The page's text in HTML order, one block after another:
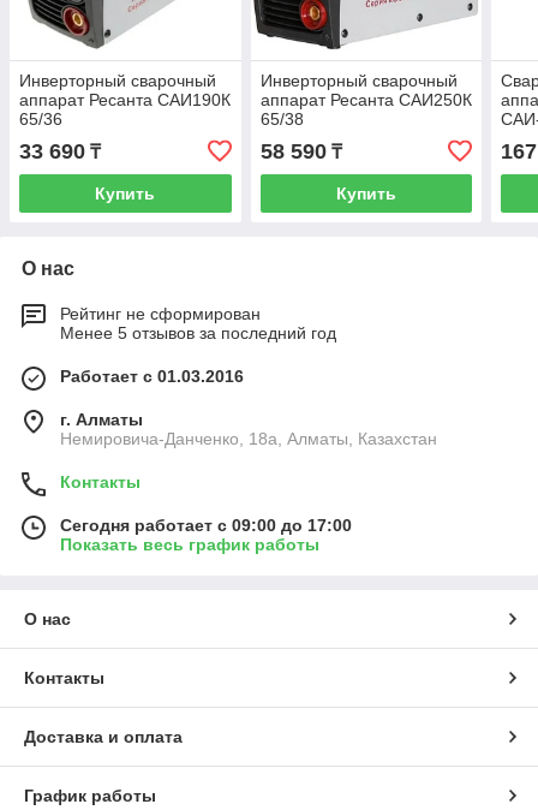
Инверторный сварочный
аппарат Ресанта САИ190К
65/36
33 690 ₸
Купить
Инверторный сварочный
аппарат Ресанта САИ250К
65/38
58 590₸
Купить
О нас
Рейтинг не сформирован
Менее 5 отзывов за последний год
Работает с 01.03.2016
г. Алматы
Немировича-Данченко, 18а, Алматы, Казахстан
Контакты
Сегодня работает с 09:00 до 17:00
Показать весь график работы
О нас
Контакты
Доставка и оплата
График работы